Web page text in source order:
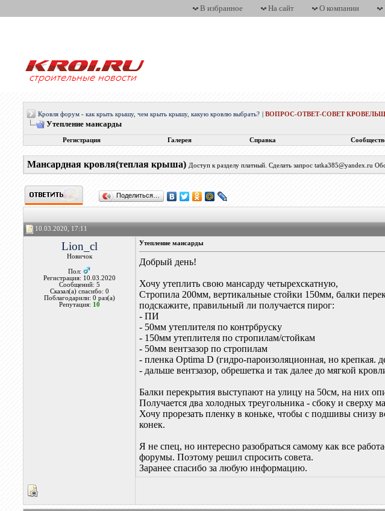
В избранное На сайт О компании
Кровля форум - как крыть крышу, чем крыть крышу, какую кровлю выбрать? |ВОПРОС-ОТВЕТ-СОВЕТ
Утепление мансарды
Регистрация Галерея Справка
Мансардная кровля(теплая крыша) Доступ к разделу платный. Сделать запрос tatka385@yandex.ru
Поделиться…
10.03.2020, 17:11
Lion_cl
Новичок
Пол:
Регистрация: 10.03.2020
Сообщений: 5
Сказал(а) спасибо: 0
Поблагодарили: 0 раз(а)
Репутация: 10
Утепление мансарды
Добрый день!
Хочу утеплить свою мансарду четырехскатную,
Стропила 200мм, вертикальные стойки 150мм, балки
подскажите, правильный ли получается пирог:
- ПИ
- 50мм утеплителя по контрбруску
- 150мм утеплителя по стропилам/стойкам
- 50мм вентзазор по стропилам
- пленка Optima D (гидро-пароизоляционная, но крепкая.
- дальше вентзазор, обрешетка и так далее до мягкой
Балки перекрытия выступают на улицу на 50см, на них
Получается два холодных треугольника - сбоку и сверху
Хочу прорезать пленку в коньке, чтобы с подшивы снизу
конек.
Я не спец, но интересно разобраться самому как все
форумы. Поэтому решил спросить совета.
Заранее спасибо за любую информацию.